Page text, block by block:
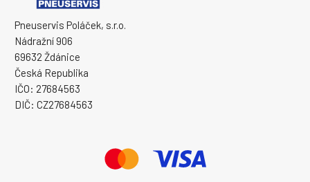
Pneuservis Poláček, s.r.o.
Nádražní 906
69632 Ždánice
Česká Republika
IČO: 27684563
DIČ: CZ27684563